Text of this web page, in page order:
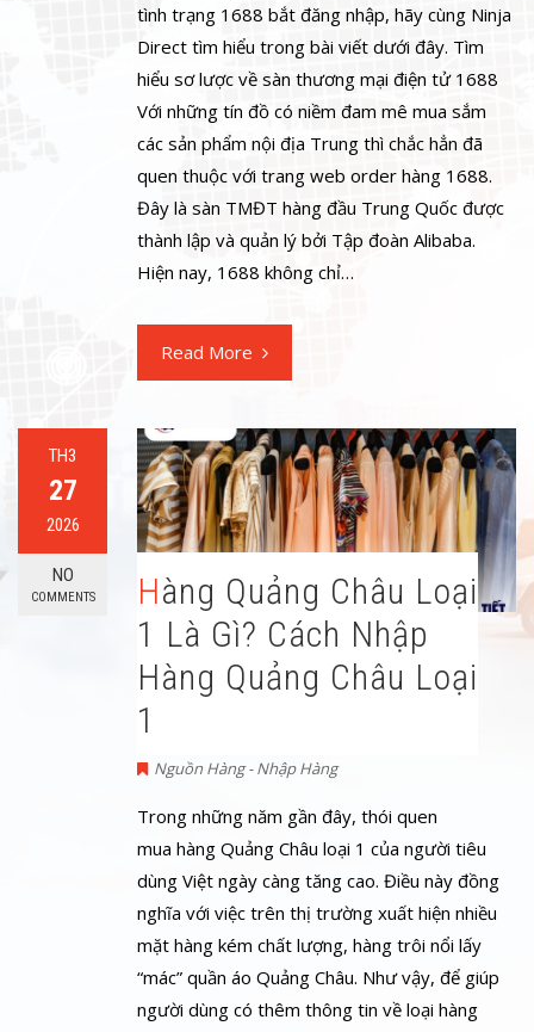
tình trạng 1688 bắt đăng nhập, hãy cùng Ninja
Direct tìm hiểu trong bài viết dưới đây. Tìm
hiểu sơ lược về sàn thương mại điện tử 1688
Với những tín đồ có niềm đam mê mua sắm
các sản phẩm nội địa Trung thì chắc hẳn đã
quen thuộc với trang web order hàng 1688.
Đây là sàn TMĐT hàng đầu Trung Quốc được
thành lập và quản lý bởi Tập đoàn Alibaba.
Hiện nay, 1688 không chỉ…
Read More
TH3
27
2026
NO
COMMENTS
Hàng Quảng Châu Loại
1 Là Gì? Cách Nhập
Hàng Quảng Châu Loại
1
Nguồn Hàng - Nhập Hàng
Trong những năm gần đây, thói quen
mua hàng Quảng Châu loại 1 của người tiêu
dùng Việt ngày càng tăng cao. Điều này đồng
nghĩa với việc trên thị trường xuất hiện nhiều
mặt hàng kém chất lượng, hàng trôi nổi lấy
“mác” quần áo Quảng Châu. Như vậy, để giúp
người dùng có thêm thông tin về loại hàng